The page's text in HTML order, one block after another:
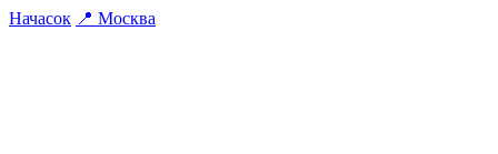
Начасок 📍 Москва